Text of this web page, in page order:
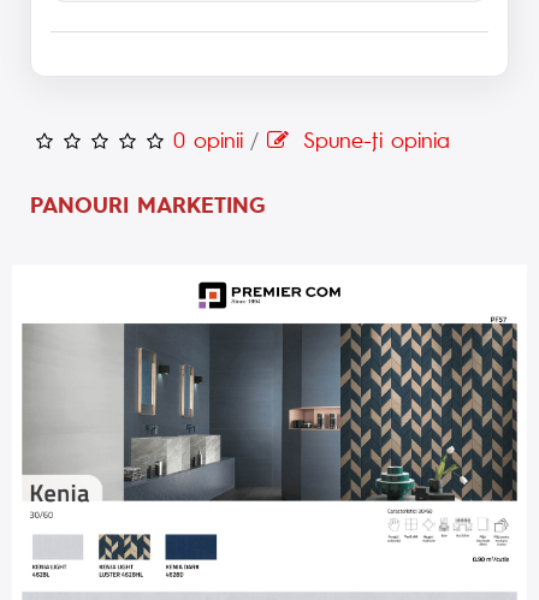
0 opinii / Spune-ţi opinia
PANOURI MARKETING